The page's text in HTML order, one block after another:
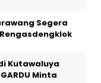
Segera
Kutawaluya
Minta